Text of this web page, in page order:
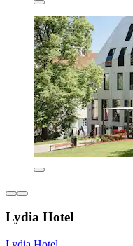
Lydia Hotel